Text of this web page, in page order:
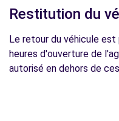
Restitution du
Le retour du véhicule
heures d'ouverture de
autorisé en dehors de